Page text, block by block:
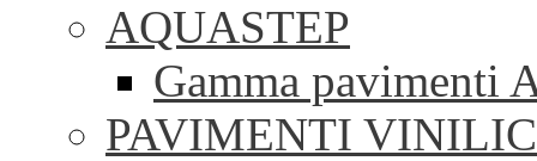
AQUASTEP
Gamma pavimenti
PAVIMENTI